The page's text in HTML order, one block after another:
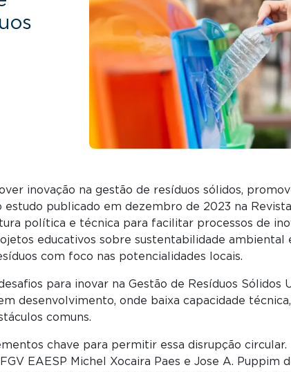
inovação na gestão de resíduos sólidos,
publicado em dezembro de 2023 na
política e técnica para facilitar processos de
educativos sobre sustentabilidade
com foco nas potencialidades locais.
para inovar na Gestão de Resíduos Sólidos
desenvolvimento, onde baixa capacidade
comuns.
chave para permitir essa disrupção
EAESP Michel Xocaira Paes e Jose A. Puppim